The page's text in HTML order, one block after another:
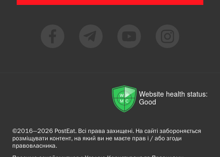
Website health status:
Good
©2016—2026 PostEat. Всі права захищені. На сайті забороняється
розміщувати контент, на який ви не маєте прав і / або згоди
правовласника.